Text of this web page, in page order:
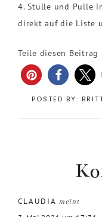
4. Stulle und Pulle
direkt auf die Liste
Teile diesen Beitrag
POSTED BY:
CLAUDIA meint